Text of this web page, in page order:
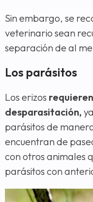
Sin embargo, se
veterinario sean
separación de al
Los parásitos
Los erizos
desparasitación,
parásitos de
encuentran de
con otros animales
parásitos con